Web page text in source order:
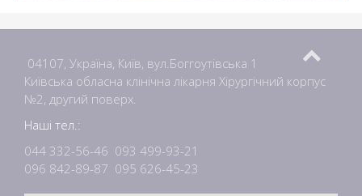
04107, Україна, Київ, вул.Боггоутівська 1
Київська обласна клінічна лікарня Хірургічний корпус
№2, другий поверх.
Наші тел.:
044 332-56-46 093 499-93-21
096 842-89-87 095 626-45-23